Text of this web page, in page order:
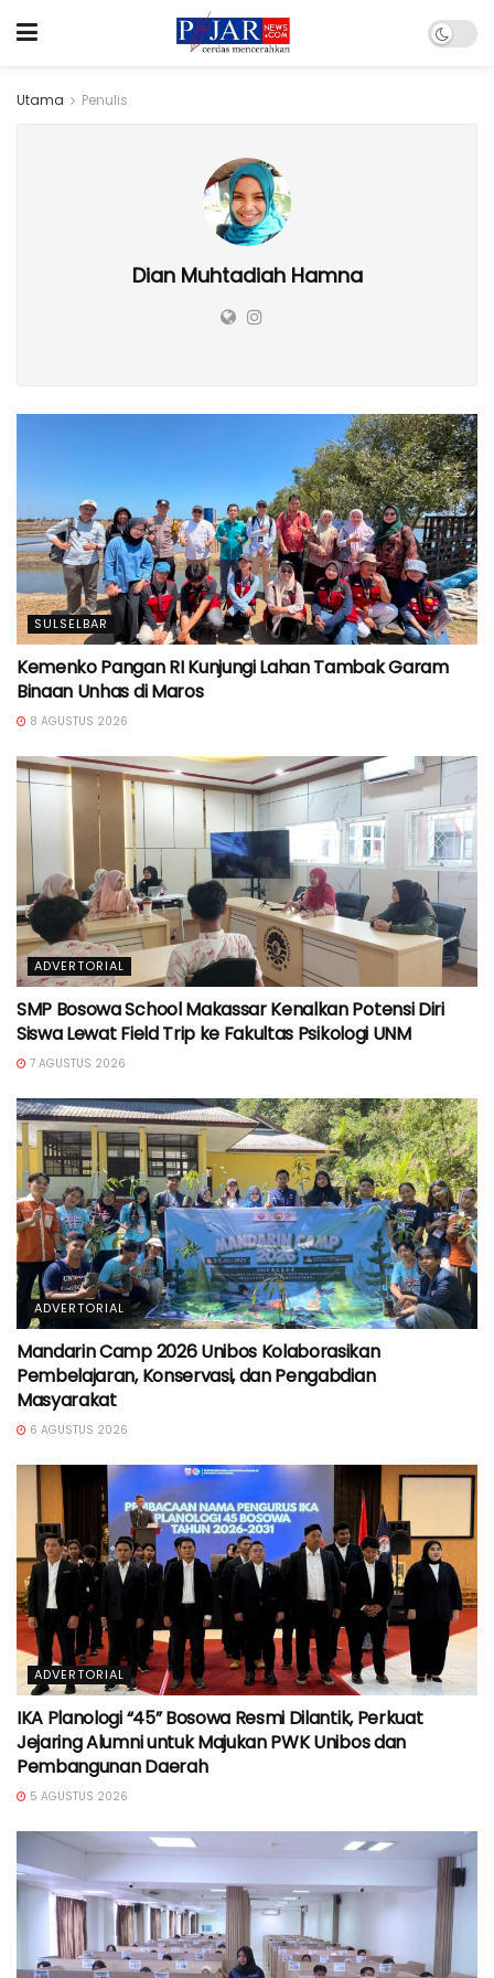
Utama Penulis
Dian Muhtadiah Hamna
SULSELBAR
Kemenko Pangan RI Kunjungi Lahan Tambak Garam
Binaan Unhas di Maros
8 AGUSTUS 2026
ADVERTORIAL
SMP Bosowa School Makassar Kenalkan Potensi Diri
Siswa Lewat Field Trip ke Fakultas Psikologi UNM
7 AGUSTUS 2026
ADVERTORIAL
Mandarin Camp 2026 Unibos Kolaborasikan
Pembelajaran, Konservasi, dan Pengabdian
Masyarakat
6 AGUSTUS 2026
ADVERTORIAL
IKA Planologi “45” Bosowa Resmi Dilantik, Perkuat
Jejaring Alumni untuk Majukan PWK Unibos dan
Pembangunan Daerah
5 AGUSTUS 2026